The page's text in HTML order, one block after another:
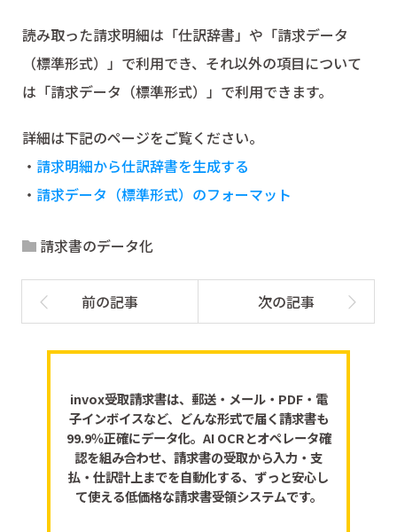
読み取った請求明細は「仕訳辞書」や「請求データ
（標準形式）」で利用でき、それ以外の項目について
は「請求データ（標準形式）」で利用できます。
詳細は下記のページをご覧ください。
・ 請求明細から仕訳辞書を生成する
・ 請求データ（標準形式）のフォーマット
請求書のデータ化
invox受取請求書は、郵送・メール・PDF・電
子インボイスなど、どんな形式で届く請求書も
99.9％正確にデータ化。AI OCRとオペレータ確
認を組み合わせ、請求書の受取から入力・支
払・仕訳計上までを自動化する、ずっと安心し
て使える低価格な請求書受領システムです。